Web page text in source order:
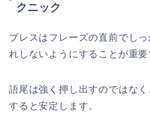
クニック
ブレスはフレーズの直前でし
れしないようにすることが重要
語尾は強く押し出すのではな
すると安定します。